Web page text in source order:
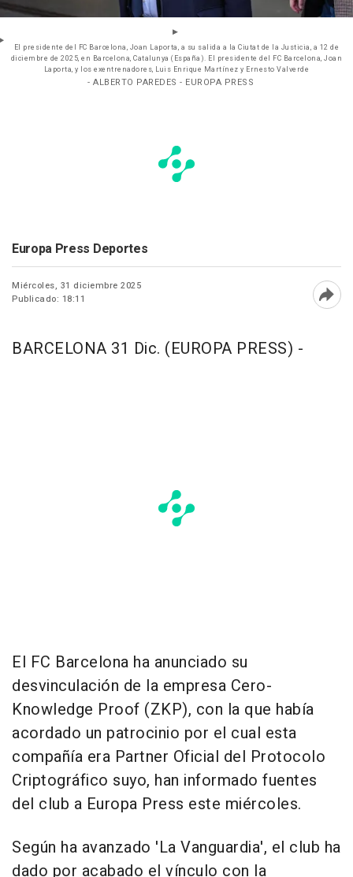
El presidente del FC Barcelona, Joan Laporta, a su salida a la Ciutat de la Justicia, a 12 de
diciembre de 2025, en Barcelona, Catalunya (España). El presidente del FC Barcelona, Joan
Laporta, y los exentrenadores, Luis Enrique Martínez y Ernesto Valverde
- ALBERTO PAREDES - EUROPA PRESS
Europa Press Deportes
Miércoles, 31 diciembre 2025
Publicado: 18:11
BARCELONA 31 Dic. (EUROPA PRESS) -
El FC Barcelona ha anunciado su
desvinculación de la empresa Cero-
Knowledge Proof (ZKP), con la que había
acordado un patrocinio por el cual esta
compañía era Partner Oficial del Protocolo
Criptográfico suyo, han informado fuentes
del club a Europa Press este miércoles.
Según ha avanzado 'La Vanguardia', el club ha
dado por acabado el vínculo con la